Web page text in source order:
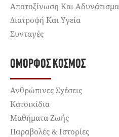
Αποτοξίνωση Και Αδυνάτισμα
Διατροφή Και Υγεία
Συνταγές
ΌΜΟΡΦΟΣ ΚΌΣΜΟΣ
Ανθρώπινες Σχέσεις
Κατοικίδια
Μαθήματα Ζωής
Παραβολές & Ιστορίες